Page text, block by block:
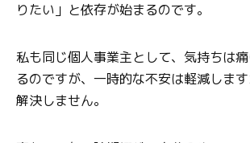
りたい」と依存が始まるのです。
私も同じ個人事業主として、気持ちは
るのですが、一時的な不安は軽減しま
解決しません。